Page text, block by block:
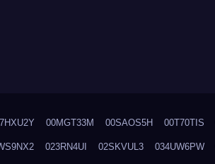
00MGT33M 00SAOS5H 00T70TIS
023RN4UI 02SKVUL3 034UW6PW